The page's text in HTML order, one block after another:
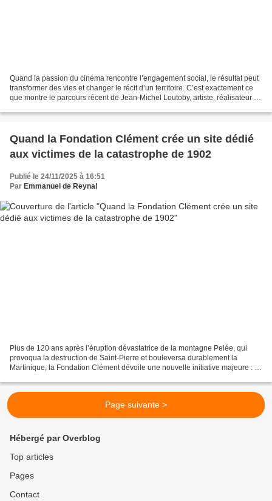
Quand la passion du cinéma rencontre l’engagement social, le résultat peut
transformer des vies et changer le récit d’un territoire. C’est exactement ce
que montre le parcours récent de Jean‑Michel Loutoby, artiste, réalisateur et
Quand la Fondation Clément crée un site dédié
aux victimes de la catastrophe de 1902
Publié le 24/11/2025 à 16:51
Par Emmanuel de Reynal
Plus de 120 ans après l’éruption dévastatrice de la montagne Pelée, qui
provoqua la destruction de Saint-Pierre et bouleversa durablement la
Martinique, la Fondation Clément dévoile une nouvelle initiative majeure : la
Page suivante >
Hébergé par Overblog
Top articles
Pages
Contact